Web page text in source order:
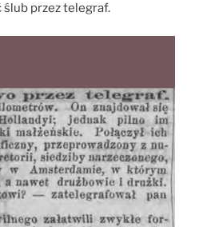
ślub przez telegraf.